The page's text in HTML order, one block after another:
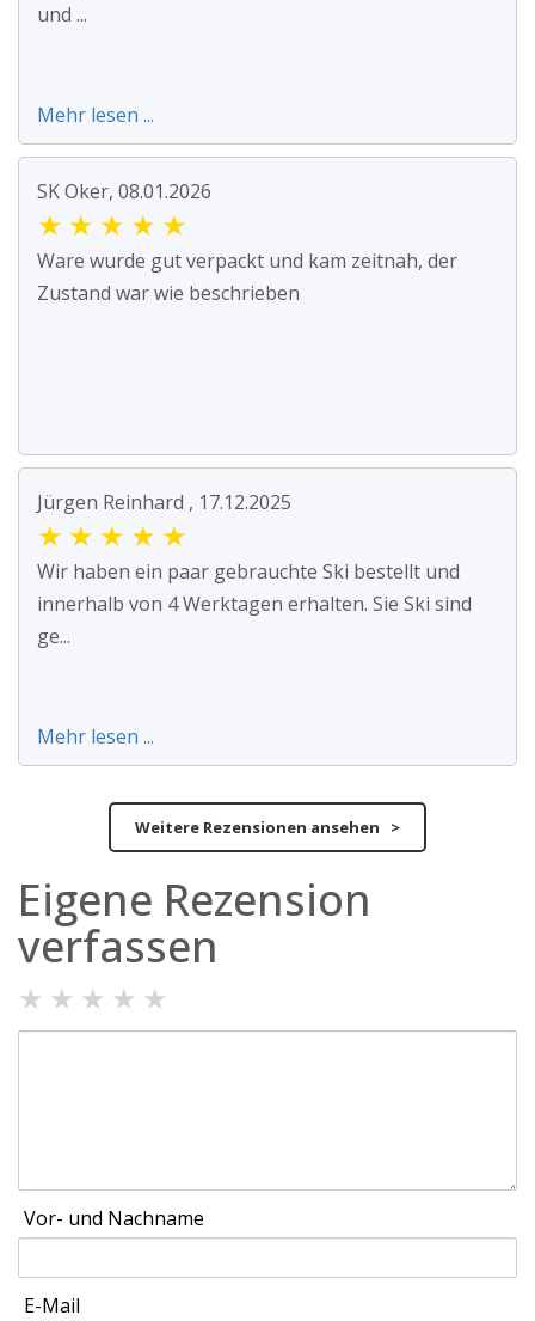
und ...
Mehr lesen ...
SK Oker, 08.01.2026
★ ★ ★ ★ ★
Ware wurde gut verpackt und kam zeitnah, der
Zustand war wie beschrieben
Jürgen Reinhard , 17.12.2025
★ ★ ★ ★ ★
Wir haben ein paar gebrauchte Ski bestellt und
innerhalb von 4 Werktagen erhalten. Sie Ski sind
ge...
Mehr lesen ...
Weitere Rezensionen ansehen >
Eigene Rezension
verfassen
★ ★ ★ ★ ★
Vor- und Nachname
E-Mail